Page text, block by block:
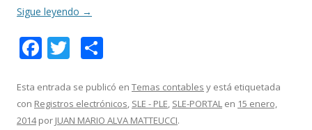
Sigue leyendo →
F
e
b
T
itt
er
m
p
Esta entrada se publicó en Temas contables y está etiquetada
con Registros electrónicos, SLE - PLE, SLE-PORTAL en 15 enero,
2014por JUAN MARIO ALVA MATTEUCCI.